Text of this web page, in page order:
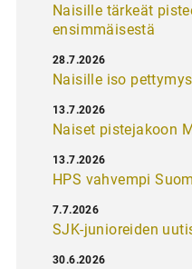
Naisille tärkeät
ensimmäisestä
Naisille iso
28.7.2026
Naiset pistejakoon
13.7.2026
HPS vahvempi
13.7.2026
SJK-junioreiden
7.7.2026
30.6.2026